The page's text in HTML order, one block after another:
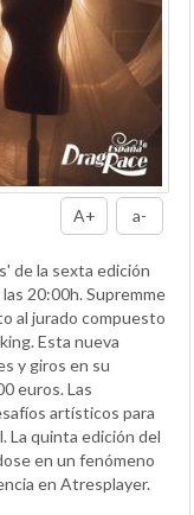
A+ a-
de la sexta edición
20:00h. Supremme
al jurado compuesto
Esta nueva
y giros en su
euros. Las
artísticos para
La quinta edición del
en un fenómeno
en Atresplayer.